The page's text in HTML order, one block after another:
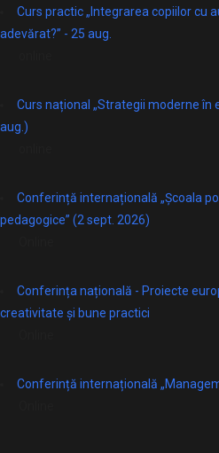
Curs practic „Integrarea copiilor cu
adevărat?” - 25 aug.
Curs național „Strategii moderne în
aug.)
Conferință internațională „Școala
pedagogice” (2 sept. 2026)
Conferința națională - Proiecte
creativitate și bune practici
Conferință internațională